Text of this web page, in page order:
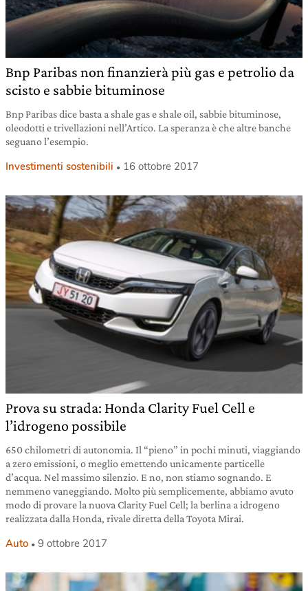
Bnp Paribas non finanzierà più gas e petrolio da
scisto e sabbie bituminose
Bnp Paribas dice basta a shale gas e shale oil, sabbie bituminose,
oleodotti e trivellazioni nell’Artico. La speranza è che altre banche
seguano l’esempio.
Investimenti sostenibili 16 ottobre 2017
Prova su strada: Honda Clarity Fuel Cell e
l’idrogeno possibile
650 chilometri di autonomia. Il “pieno” in pochi minuti, viaggiando
a zero emissioni, o meglio emettendo unicamente particelle
d’acqua. Nel massimo silenzio. E no, non stiamo sognando. E
nemmeno vaneggiando. Molto più semplicemente, abbiamo avuto
modo di provare la nuova Clarity Fuel Cell; la berlina a idrogeno
realizzata dalla Honda, rivale diretta della Toyota Mirai.
Auto 9 ottobre 2017